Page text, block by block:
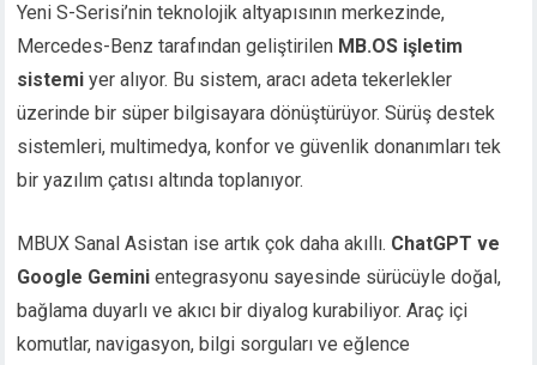
Yeni S-Serisi’nin teknolojik altyapısının merkezinde,
Mercedes-Benz tarafından geliştirilen MB.OS işletim
sistemi yer alıyor. Bu sistem, aracı adeta tekerlekler
üzerinde bir süper bilgisayara dönüştürüyor. Sürüş destek
sistemleri, multimedya, konfor ve güvenlik donanımları tek
bir yazılım çatısı altında toplanıyor.
MBUX Sanal Asistan ise artık çok daha akıllı. ChatGPT ve
Google Gemini entegrasyonu sayesinde sürücüyle doğal,
bağlama duyarlı ve akıcı bir diyalog kurabiliyor. Araç içi
komutlar, navigasyon, bilgi sorguları ve eğlence